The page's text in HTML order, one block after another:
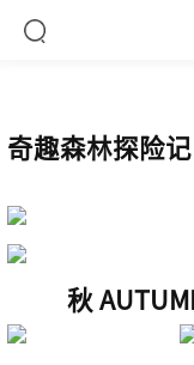
奇趣森林探险记
秋